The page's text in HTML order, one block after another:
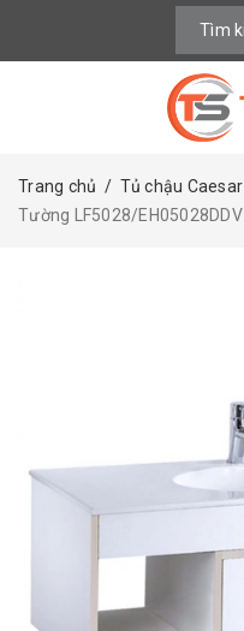
Trang chủ / Tủ chậu Caesar
Tường LF5028/EH05028DDV